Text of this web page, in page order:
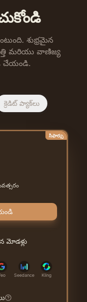
శుభ్రమైన
మరియు వాణిజ్య
చేయండి.
క్రెడిట్ ప్యాక్‌లు
సిఫార్సు
మోడళ్లు
Seedance Kling